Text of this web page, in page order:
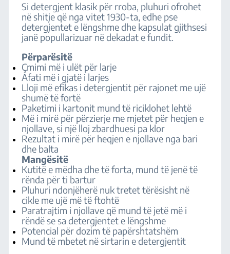
Si detergjent klasik për rroba, pluhuri ofrohet
në shitje që nga vitet 1930-ta, edhe pse
detergjentet e lëngshme dhe kapsulat gjithsesi
janë popullarizuar në dekadat e fundit.
Përparësitë
Çmimi më i ulët për larje
Afati më i gjatë i larjes
Lloji më efikas i detergjentit për rajonet me ujë
shumë të fortë
Paketimi i kartonit mund të riciklohet lehtë
Më i mirë për përzierje me mjetet për heqjen e
njollave, si një lloj zbardhuesi pa klor
Rezultat i mirë për heqjen e njollave nga bari
dhe balta
Mangësitë
Kutitë e mëdha dhe të forta, mund të jenë të
rënda për ti bartur
Pluhuri ndonjëherë nuk tretet tërësisht në
cikle me ujë më të ftohtë
Paratrajtim i njollave që mund të jetë më i
rëndë se sa detergjentet e lëngshme
Potencial për dozim të papërshtatshëm
Mund të mbetet në sirtarin e detergjentit